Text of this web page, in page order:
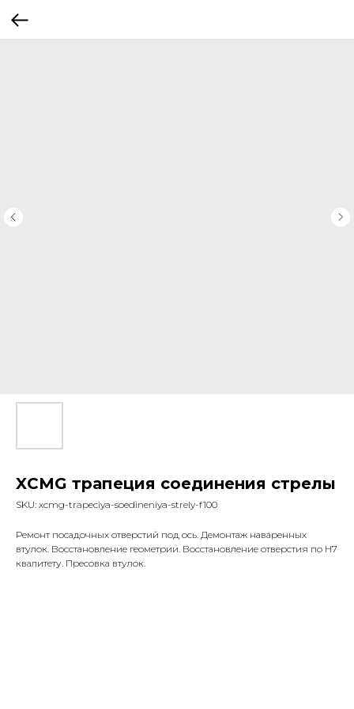
XCMG трапеция соединения стрелы
SKU: xcmg-trapeciya-soedineniya-strely-f100
Ремонт посадочных отверстий под ось. Демонтаж наваренных
втулок. Восстановление геометрии. Восстановление отверстия по Н7
квалитету. Пресовка втулок.